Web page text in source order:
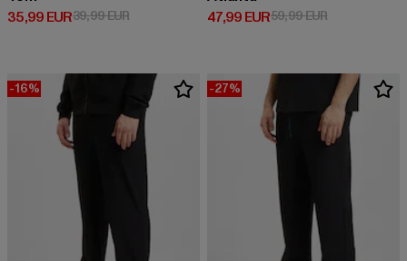
35,99 EUR
Derzeitiger Preis: 35,99 EUR
39,99 EURAktionspreis: 39,99 EUR
47,99 EUR
Derzeitiger Preis: 47,99 EUR
59,99 EURAktionspreis:
-16% -27%